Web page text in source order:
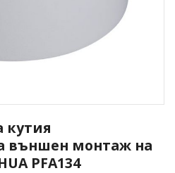
кутия
външен монтаж на
PFA134